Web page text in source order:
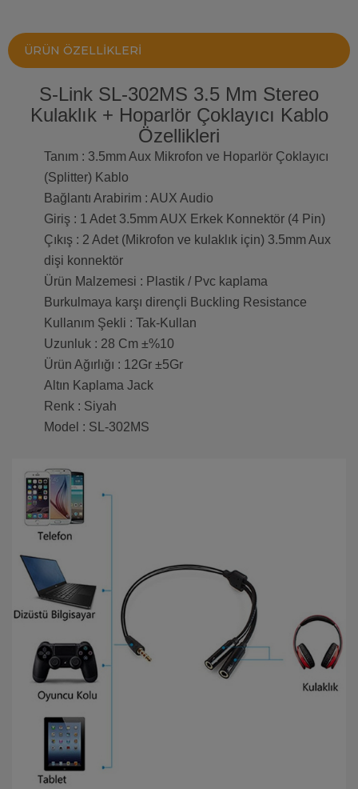
ÜRÜN ÖZELLIKLERI
S-Link SL-302MS 3.5 Mm Stereo
Kulaklık + Hoparlör Çoklayıcı Kablo
Özellikleri
Tanım : 3.5mm Aux Mikrofon ve Hoparlör Çoklayıcı
(Splitter) Kablo
Bağlantı Arabirim : AUX Audio
Giriş : 1 Adet 3.5mm AUX Erkek Konnektör (4 Pin)
Çıkış : 2 Adet (Mikrofon ve kulaklık için) 3.5mm Aux
dişi konnektör
Ürün Malzemesi : Plastik / Pvc kaplama
Burkulmaya karşı dirençli Buckling Resistance
Kullanım Şekli : Tak-Kullan
Uzunluk : 28 Cm ±%10
Ürün Ağırlığı : 12Gr ±5Gr
Altın Kaplama Jack
Renk : Siyah
Model : SL-302MS